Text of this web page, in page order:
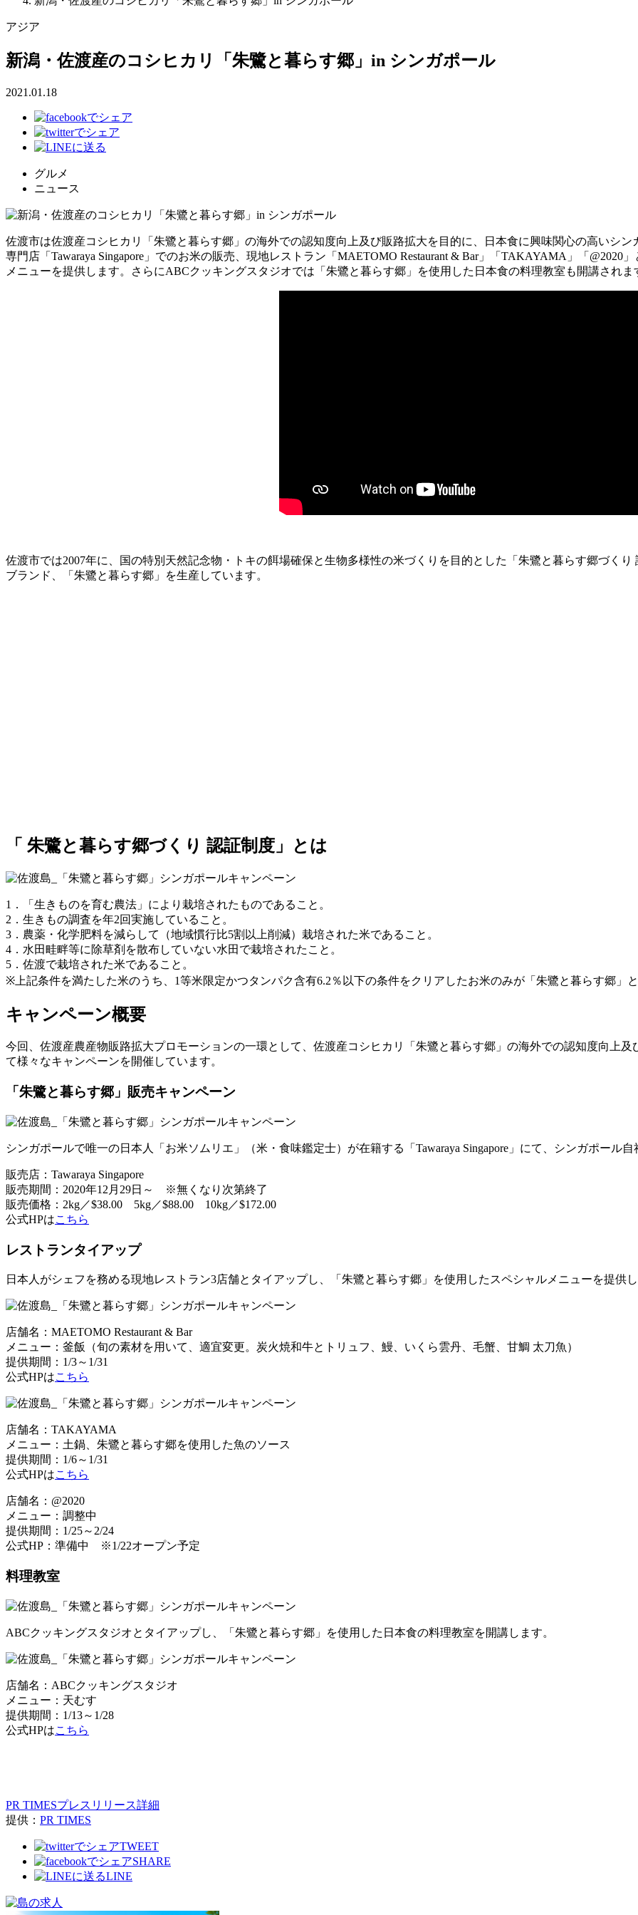
アジア
新潟・佐渡産のコシヒカリ「朱鷺と暮らす郷」in シンガポール
2021.01.18
グルメ
ニュース
佐渡市は佐渡産コシヒカリ「朱鷺と暮らす郷」の海外での認知度向上及び販路拡大を目的に、日本食に興味関心の高いシ
専門店「Tawaraya Singapore」でのお米の販売、現地レストラン「MAETOMO Restaurant & Bar」「TAKAYAMA」「
メニューを提供します。さらにABCクッキングスタジオでは「朱鷺と暮らす郷」を使用した日本食の料理教室も開講されま
佐渡市では2007年に、国の特別天然記念物・トキの餌場確保と生物多様性の米づくりを目的とした「朱鷺と暮らす郷づく
ブランド、「朱鷺と暮らす郷」を生産しています。
「 朱鷺と暮らす郷づくり 認証制度」とは
1．「生きものを育む農法」により栽培されたものであること。
2．生きもの調査を年2回実施していること。
3．農薬・化学肥料を減らして（地域慣行比5割以上削減）栽培された米であること。
4．水田畦畔等に除草剤を散布していない水田で栽培されたこと。
5．佐渡で栽培された米であること。
※上記条件を満たした米のうち、1等米限定かつタンパク含有6.2％以下の条件をクリアしたお米のみが「朱鷺と暮らす郷」
キャンペーン概要
今回、佐渡産農産物販路拡大プロモーションの一環として、佐渡産コシヒカリ「朱鷺と暮らす郷」の海外での認知度向上
て様々なキャンペーンを開催しています。
「朱鷺と暮らす郷」販売キャンペーン
シンガポールで唯一の日本人「お米ソムリエ」（米・食味鑑定士）が在籍する「Tawaraya Singapore」にて、シンガポール
販売店：Tawaraya Singapore
販売期間：2020年12月29日～ ※無くなり次第終了
販売価格：2kg／$38.00 5kg／$88.00 10kg／$172.00
公式HPはこちら
レストランタイアップ
日本人がシェフを務める現地レストラン3店舗とタイアップし、「朱鷺と暮らす郷」を使用したスペシャルメニューを提供
店舗名：MAETOMO Restaurant & Bar
メニュー：釜飯（旬の素材を用いて、適宜変更。炭火焼和牛とトリュフ、鰻、いくら雲丹、毛蟹、甘鯛 太刀魚）
提供期間：1/3～1/31
公式HPはこちら
店舗名：TAKAYAMA
メニュー：土鍋、朱鷺と暮らす郷を使用した魚のソース
提供期間：1/6～1/31
公式HPはこちら
店舗名：@2020
メニュー：調整中
提供期間：1/25～2/24
公式HP：準備中 ※1/22オープン予定
料理教室
ABCクッキングスタジオとタイアップし、「朱鷺と暮らす郷」を使用した日本食の料理教室を開講します。
店舗名：ABCクッキングスタジオ
メニュー：天むす
提供期間：1/13～1/28
公式HPはこちら
PR TIMESプレスリリース詳細
提供： PR TIMES
TWEET
SHARE
LINE